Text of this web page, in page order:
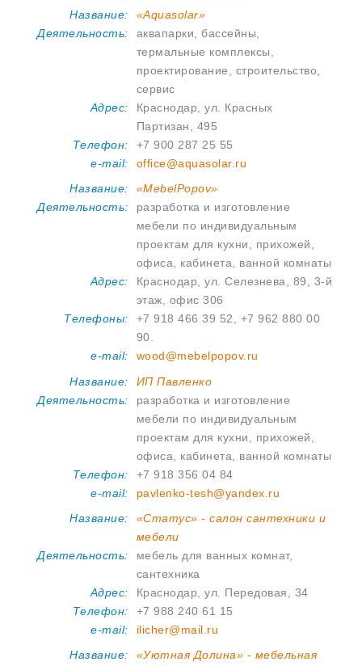
Название:
«Aquasolar»
Деятельность:
аквапарки, бассейны,
термальные комплексы,
проектирование, строительство,
сервис
Адрес:
Краснодар, ул. Красных
Партизан, 495
Телефон:
+7 900 287 25 55
e-mail:
office@aquasolar.ru
Название:
«MebelPopov»
Деятельность:
разработка и изготовление
мебели по индивидуальным
проектам для кухни, прихожей,
офиса, кабинета, ванной комнаты
Адрес:
Краснодар, ул. Селезнева, 89, 3-й
этаж, офис 306
Телефоны:
+7 918 466 39 52, +7 962 880 00
90.
e-mail:
wood@mebelpopov.ru
Название:
ИП Павленко
Деятельность:
разработка и изготовление
мебели по индивидуальным
проектам для кухни, прихожей,
офиса, кабинета, ванной комнаты
Телефон:
+7 918 356 04 84
e-mail:
pavlenko-tesh@yandex.ru
Название:
«Статус» - салон сантехники и
мебели
Деятельность:
мебель для ванных комнат,
сантехника
Адрес:
Краснодар, ул. Передовая, 34
Телефон:
+7 988 240 61 15
e-mail:
ilicher@mail.ru
Название:
«Уютная Долина» - мебельная